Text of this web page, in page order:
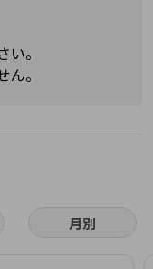
。
。
月別